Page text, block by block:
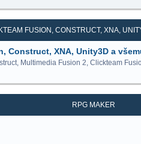
FUSION, CONSTRUCT, XNA,
Construct, XNA, Unity3D a
Multimedia Fusion 2, Clickteam
RPG MAKER